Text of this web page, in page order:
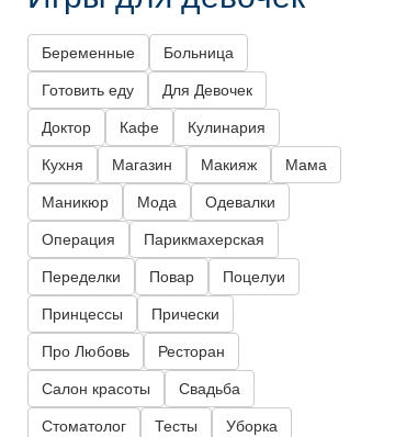
Беременные Больница
Готовить еду Для Девочек
Доктор Кафе Кулинария
Кухня Магазин Макияж Мама
Маникюр Мода Одевалки
Операция Парикмахерская
Переделки Повар Поцелуи
Принцессы Прически
Про Любовь Ресторан
Салон красоты Свадьба
Стоматолог Тесты Уборка